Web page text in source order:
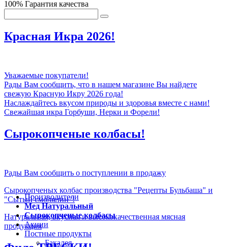
100% Гарантия качества
Красная Икра 2026!
Уважаемые покупатели!
Рады Вам сообщить, что в нашем магазине Вы найдете
свежую Красную Икру 2026 года!
Наслаждайтесь вкусом природы и здоровья вместе с нами!
Свежайшая икра Горбуши, Нерки и Форели!
Сырокопченые колбасы!
Рады Вам сообщить о поступлении в продажу
Сырокопченых колбас производства "Рецепты Бульбаша" и
"Сытый смолянин"!
Натуральная, вкусная и высококачественная мясная
продукция
Производители
Мед Натуральный
Сырокопченые колбасы
Акции
Постные продукты
Бакалея